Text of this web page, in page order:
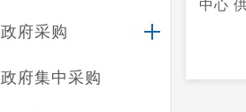
政府采购
政府集中采购
中心